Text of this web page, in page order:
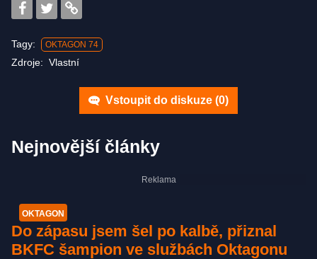
Tagy: OKTAGON 74
Zdroje: Vlastní
Vstoupit do diskuze (0)
Nejnovější články
OKTAGON
Do zápasu jsem šel po kalbě, přiznal
BKFC šampion ve službách Oktagonu